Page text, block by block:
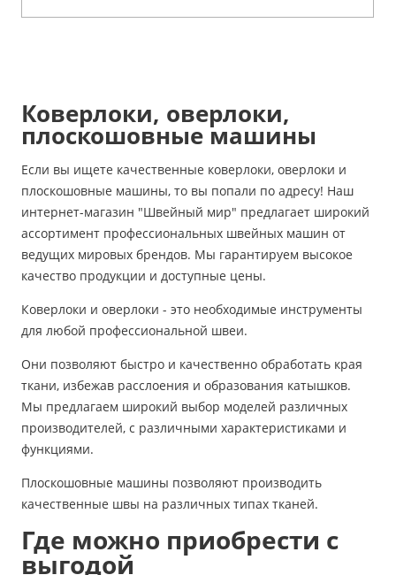
Коверлоки, оверлоки,
плоскошовные машины
Если вы ищете качественные коверлоки, оверлоки и
плоскошовные машины, то вы попали по адресу! Наш
интернет-магазин "Швейный мир" предлагает широкий
ассортимент профессиональных швейных машин от
ведущих мировых брендов. Мы гарантируем высокое
качество продукции и доступные цены.
Коверлоки и оверлоки - это необходимые инструменты
для любой профессиональной швеи.
Они позволяют быстро и качественно обработать края
ткани, избежав расслоения и образования катышков.
Мы предлагаем широкий выбор моделей различных
производителей, с различными характеристиками и
функциями.
Плоскошовные машины позволяют производить
качественные швы на различных типах тканей.
Где можно приобрести с
выгодой